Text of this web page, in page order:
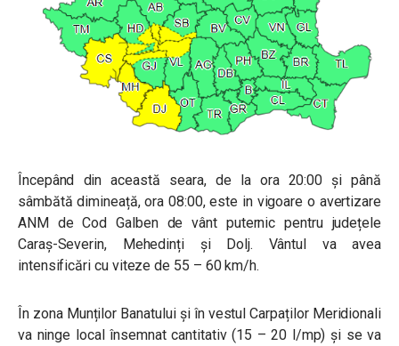
Începând din această seara, de la ora 20:00 și până
sâmbătă dimineață, ora 08:00, este in vigoare o avertizare
ANM de Cod Galben de vânt puternic pentru județele
Caraș-Severin, Mehedinți și Dolj. Vântul va avea
intensificări cu viteze de 55 – 60 km/h.
În zona Munților Banatului și în vestul Carpaților Meridionali
va ninge local însemnat cantitativ (15 – 20 l/mp) și se va